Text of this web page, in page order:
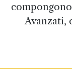
Avanzati,